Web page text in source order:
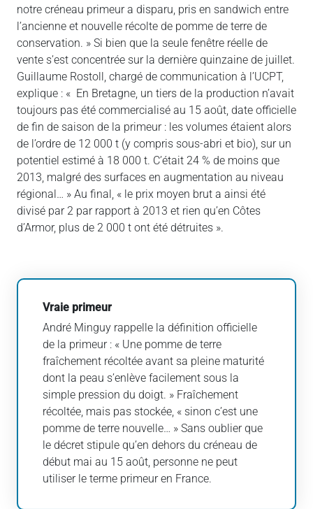
notre créneau primeur a disparu, pris en sandwich entre
l’ancienne et nouvelle récolte de pomme de terre de
conservation. » Si bien que la seule fenêtre réelle de
vente s’est concentrée sur la dernière quinzaine de juillet.
Guillaume Rostoll, chargé de communication à l’UCPT,
explique : « En Bretagne, un tiers de la production n’avait
toujours pas été commercialisé au 15 août, date officielle
de fin de saison de la primeur : les volumes étaient alors
de l’ordre de 12 000 t (y compris sous-abri et bio), sur un
potentiel estimé à 18 000 t. C’était 24 % de moins que
2013, malgré des surfaces en augmentation au niveau
régional… » Au final, « le prix moyen brut a ainsi été
divisé par 2 par rapport à 2013 et rien qu’en Côtes
d’Armor, plus de 2 000 t ont été détruites ».
Vraie primeur
André Minguy rappelle la définition officielle
de la primeur : « Une pomme de terre
fraîchement récoltée avant sa pleine maturité
dont la peau s’enlève facilement sous la
simple pression du doigt. » Fraîchement
récoltée, mais pas stockée, « sinon c’est une
pomme de terre nouvelle… » Sans oublier que
le décret stipule qu’en dehors du créneau de
début mai au 15 août, personne ne peut
utiliser le terme primeur en France.